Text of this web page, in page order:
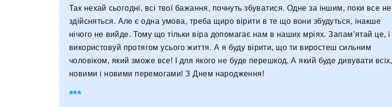
Так нехай сьогодні, всі твої бажання, почнуть збуватися. Одне за іншим, поки все не
здійсняться. Але є одна умова, треба щиро вірити в те що вони збудуться, інакше
нічого не вийде. Тому що тільки віра допомагає нам в наших мріях. Запам’ятай це, і
використовуй протягом усього життя. А я буду вірити, що ти виростеш сильним
чоловіком, який зможе все! І для якого не буде перешкод. А який буде дивувати всіх,
новими і новими перемогами! З Днем народження!